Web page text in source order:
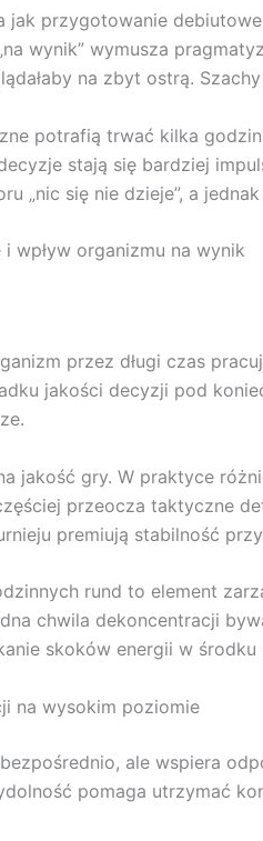
przygotowanie
wynik” wymusza
na zbyt ostrą.
potrafią trwać kilka
stają się bardziej
„nic się nie dzieje”, a
wpływ organizmu na wynik
przez długi czas
jakości decyzji pod
jakość gry. W praktyce
przeocza taktyczne
premiują stabilność
rund to element
chwila dekoncentracji
skoków energii w środku
na wysokim poziomie
ale wspiera
pomaga utrzymać